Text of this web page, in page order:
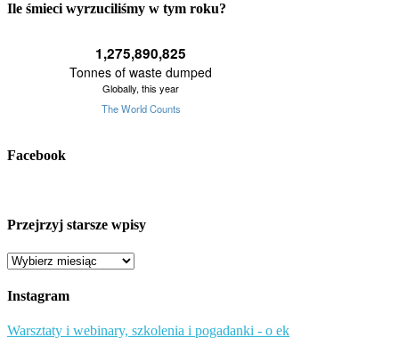
Ile śmieci wyrzuciliśmy w tym roku?
Facebook
Przejrzyj starsze wpisy
Przejrzyj
wpisy
Instagram
Warsztaty i webinary, szkolenia i pogadanki - o ek